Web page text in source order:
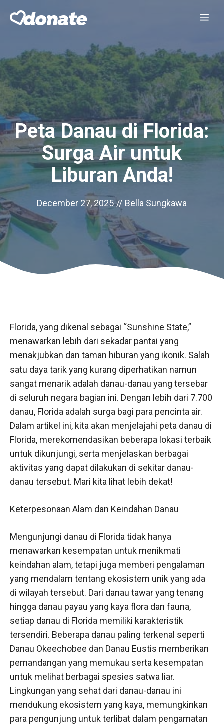
Peta Danau di Florida:
Surga Air untuk
Liburan Anda!
December 27, 2025 // Bella Sungkawa
Florida, yang dikenal sebagai “Sunshine State,”
menawarkan lebih dari sekadar pantai yang
menakjubkan dan taman hiburan yang ikonik. Salah
satu daya tarik yang kurang diperhatikan namun
sangat menarik adalah danau-danau yang tersebar
di seluruh negara bagian ini. Dengan lebih dari 7.700
danau, Florida adalah surga bagi para pencinta air.
Dalam artikel ini, kita akan menjelajahi peta danau di
Florida, merekomendasikan beberapa lokasi terbaik
untuk dikunjungi, serta menjelaskan berbagai
aktivitas yang dapat dilakukan di sekitar danau-
danau tersebut. Mari kita lihat lebih dekat!
Keterpesonaan Alam dan Keindahan Danau
Mengunjungi danau di Florida tidak hanya
menawarkan kesempatan untuk menikmati
keindahan alam, tetapi juga memberi pengalaman
yang mendalam tentang ekosistem unik yang ada
di wilayah tersebut. Dari danau tawar yang tenang
hingga danau payau yang kaya flora dan fauna,
setiap danau di Florida memiliki karakteristik
tersendiri. Beberapa danau paling terkenal seperti
Danau Okeechobee dan Danau Eustis memberikan
pemandangan yang memukau serta kesempatan
untuk melihat berbagai spesies satwa liar.
Lingkungan yang sehat dari danau-danau ini
mendukung ekosistem yang kaya, memungkinkan
para pengunjung untuk terlibat dalam pengamatan